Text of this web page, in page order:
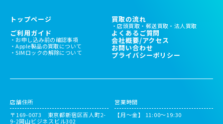
トップページ 買取の流れ
店頭買取 郵送買取 法人買取
ご利用ガイド
お申し込み前の確認事項
Apple製品の買取について
SIMロックの解除について
よくあるご質問
会社概要/アクセス
お問い合わせ
プライバシーポリシー
店舗住所
〒169-0073 東京都新宿区百人町2-
9-2岡山ビジネスビル302
営業時間
【月～金】 11:00〜19:30